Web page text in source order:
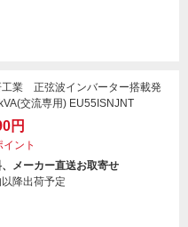
工業 正弦波インバーター搭載発
交流専用) EU55ISNJNT
円
ント
メーカー直送お取寄せ
以降出荷予定